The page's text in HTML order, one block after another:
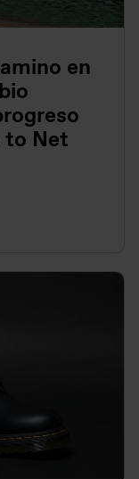
en
to Net